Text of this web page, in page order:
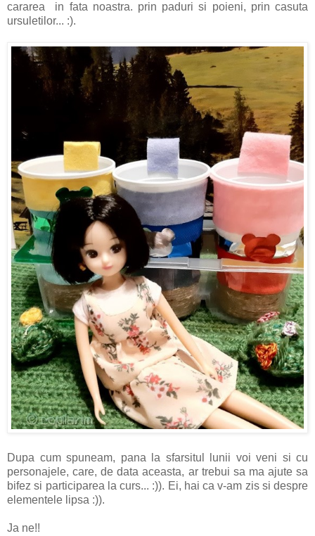
cararea in fata noastra. prin paduri si poieni, prin casuta
ursuletilor... :).
Dupa cum spuneam, pana la sfarsitul lunii voi veni si cu
personajele, care, de data aceasta, ar trebui sa ma ajute sa
bifez si participarea la curs... :)). Ei, hai ca v-am zis si despre
elementele lipsa :)).
Ja ne!!